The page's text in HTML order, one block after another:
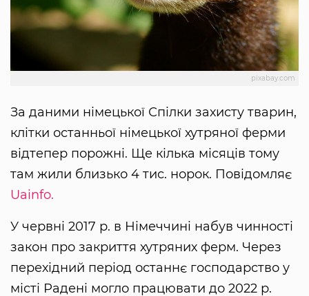
pixabay.com
За даними німецької Спілки захисту тварин,
клітки останньої німецької хутряної ферми
відтепер порожні. Ще кілька місяців тому
там жили близько 4 тис. норок. Повідомляє
Uainfo.
У червні 2017 р. в Німеччині набув чинності
закон про закриття хутряних ферм. Через
перехідний період останнє господарство у
місті Радені могло працювати до 2022 р.